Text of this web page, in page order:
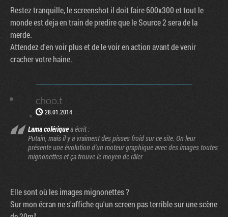
Restez tranquille, le screenshot il doit faire 600x300 et tout le
monde est deja en train de predire que le Source 2 sera de la
merde.
Attendez d'en voir plus et de le voir en action avant de venir
cracher votre haine.
choo.t
28.01.2014
Lama colériquea écrit :
Putain, mais il y a vraiment des pisses froid sur ce site. On leur
présente une évolution d'un moteur graphique avec des images toutes
mignonettes et ça trouve le moyen de râler
Elle sont où les images mignonettes ?
Sur mon écran ne s'affiche qu'un screen pas terrible sur une scène